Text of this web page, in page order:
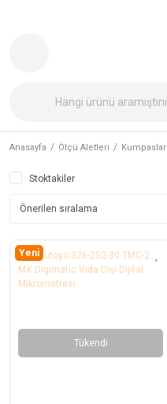
Anasayfa Ölçü Aletleri Kumpaslar
Stoktakiler
Yeni
Tükendi